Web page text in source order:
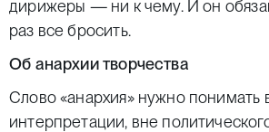
дирижеры — ни к чему. И он
раз все бросить.
Об анархии творчества
Слово «анархия» нужно понимать
интерпретации, вне